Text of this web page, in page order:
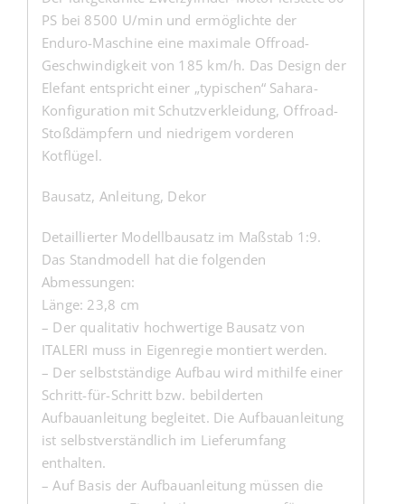
PS bei 8500 U/min und ermöglichte der
Enduro-Maschine eine maximale Offroad-
Geschwindigkeit von 185 km/h. Das Design der
Elefant entspricht einer „typischen“ Sahara-
Konfiguration mit Schutzverkleidung, Offroad-
Stoßdämpfern und niedrigem vorderen
Kotflügel.
Bausatz, Anleitung, Dekor
Detaillierter Modellbausatz im Maßstab 1:9.
Das Standmodell hat die folgenden
Abmessungen:
Länge: 23,8 cm
– Der qualitativ hochwertige Bausatz von
ITALERI muss in Eigenregie montiert werden.
– Der selbstständige Aufbau wird mithilfe einer
Schritt-für-Schritt bzw. bebilderten
Aufbauanleitung begleitet. Die Aufbauanleitung
ist selbstverständlich im Lieferumfang
enthalten.
– Auf Basis der Aufbauanleitung müssen die